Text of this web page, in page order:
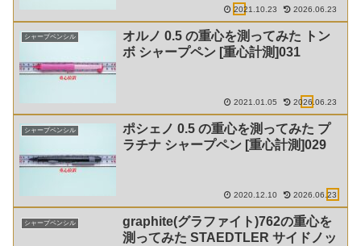
2021.10.23 2026.06.23
シャープペンシル
オルノ 0.5 の重心を測ってみた トン
ボ シャープペン [重心計測]031
2021.01.05 2026.06.23
シャープペンシル
ポシェノ 0.5 の重心を測ってみた プ
ラチナ シャープペン [重心計測]029
2020.12.10 2026.06.23
シャープペンシル
graphite(グラファイト)762の重心を
測ってみた STAEDTLER サイドノッ